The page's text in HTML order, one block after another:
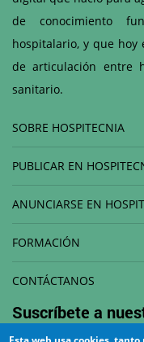
de conocimiento
hospitalario, y que
de articulación entre
sanitario.
SOBRE HOSPITECNIA
PUBLICAR EN
ANUNCIARSE EN
FORMACIÓN
CONTÁCTANOS
Suscríbete a